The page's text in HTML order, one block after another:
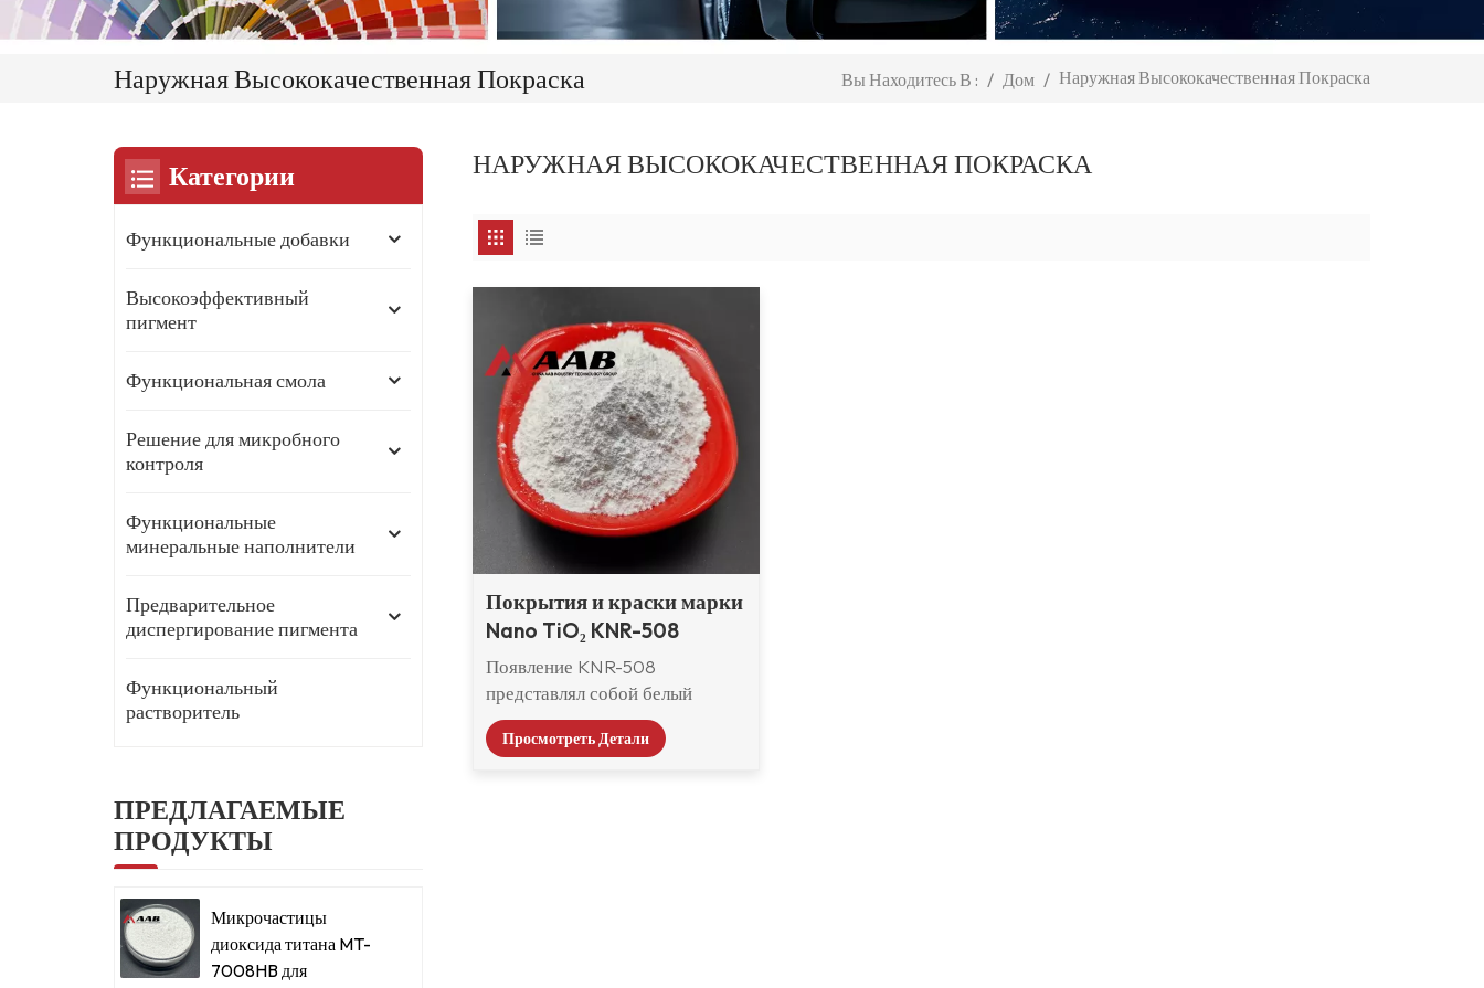
Наружная Высококачественная Покраска Вы Находитесь В : / Дом / Наружная Высококачественная Покраска
НАРУЖНАЯ ВЫСОКОКАЧЕСТВЕННАЯ ПОКРАСКА
Покрытия и краски марки
Nano TiO₂ KNR-508
Появление KNR-508
представлял собой белый
пушистый порошок, покрытый
с гидратированным оксидом
Просмотреть Детали
Категории
Функциональные добавки
Высокоэффективный
пигмент
Функциональная смола
Решение для микробного
контроля
Функциональные
минеральные наполнители
Предварительное
диспергирование пигмента
Функциональный
растворитель
ПРЕДЛАГАЕМЫЕ
ПРОДУКТЫ
Микрочастицы
диоксида титана MT-
7008HB для